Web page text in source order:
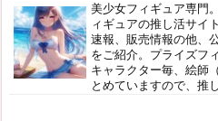
美少女フィギュア専門
ィギュアの推し活サイ
速報、販売情報の他、
をご紹介。プライズフ
キャラクター毎、絵師
とめていますので、推